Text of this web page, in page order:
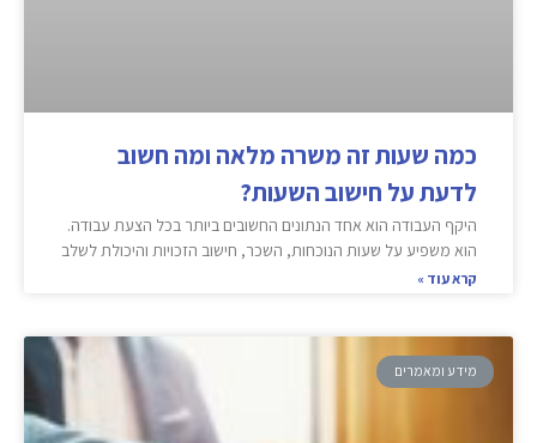
כמה שעות זה משרה מלאה ומה חשוב
לדעת על חישוב השעות?
היקף העבודה הוא אחד הנתונים החשובים ביותר בכל הצעת עבודה.
הוא משפיע על שעות הנוכחות, השכר, חישוב הזכויות והיכולת לשלב
קרא עוד »
מידע ומאמרים